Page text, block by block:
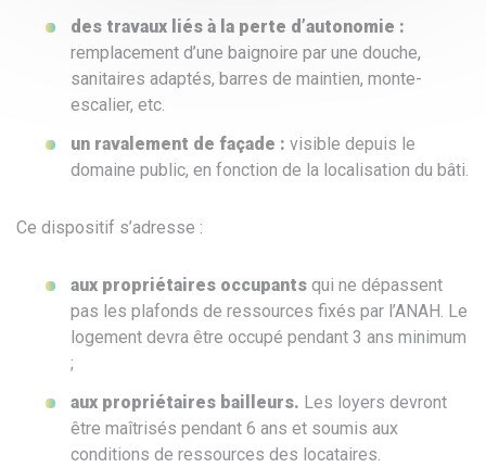
des travaux liés à la perte d’autonomie :
remplacement d’une baignoire par une douche,
sanitaires adaptés, barres de maintien, monte-
escalier, etc.
un ravalement de façade : visible depuis le
domaine public, en fonction de la localisation du bâti.
Ce dispositif s’adresse :
aux propriétaires occupants qui ne dépassent
pas les plafonds de ressources fixés par l’ANAH. Le
logement devra être occupé pendant 3 ans minimum
;
aux propriétaires bailleurs. Les loyers devront
être maîtrisés pendant 6 ans et soumis aux
conditions de ressources des locataires.